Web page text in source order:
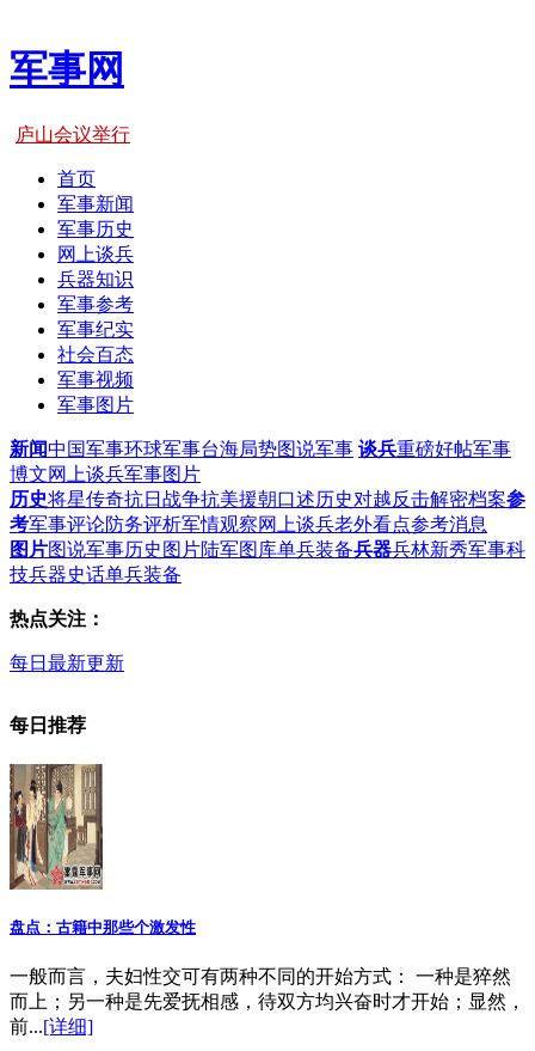
军事网
庐山会议举行
首页
军事新闻
军事历史
网上谈兵
兵器知识
军事参考
军事纪实
社会百态
军事视频
军事图片
新闻中国军事环球军事台海局势图说军事 谈兵重磅好帖军事
博文网上谈兵军事图片
历史将星传奇抗日战争抗美援朝口述历史对越反击解密档案参
考军事评论防务评析军情观察网上谈兵老外看点参考消息
图片图说军事历史图片陆军图库单兵装备兵器兵林新秀军事科
技兵器史话单兵装备
热点关注：
每日最新更新
每日推荐
盘点：古籍中那些个激发性
一般而言，夫妇性交可有两种不同的开始方式： 一种是猝然
而上；另一种是先爱抚相感，待双方均兴奋时才开始；显然，
前...[详细]